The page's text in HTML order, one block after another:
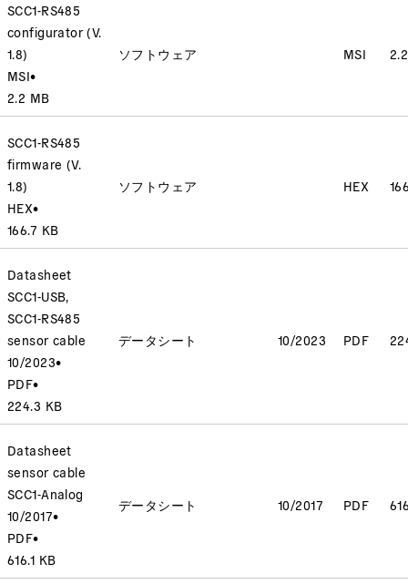
SCC1-RS485
configurator (V.
1.8)
MSI•
2.2 MB
ソフトウェア MSI
SCC1-RS485
firmware (V.
1.8)
HEX•
166.7 KB
ソフトウェア HEX
Datasheet
SCC1-USB,
SCC1-RS485
sensor cable
10/2023•
PDF•
224.3 KB
データシート 10/2023 PDF
Datasheet
sensor cable
SCC1-Analog
10/2017•
PDF•
616.1 KB
データシート 10/2017 PDF